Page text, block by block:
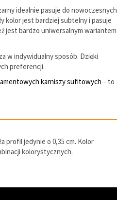
idealnie pasuje do nowoczesnych
kolor jest bardziej subtelny i pasuje
jest bardzo uniwersalnym wariantem
w indywidualny sposób. Dzięki
preferencji.
karniszy sufitowych – to
profil jedynie o 0,35 cm. Kolor
kolorystycznych.